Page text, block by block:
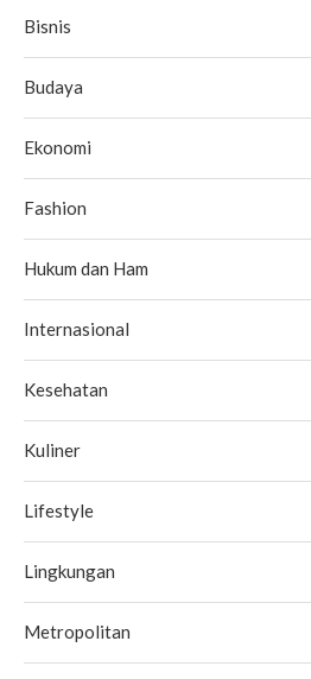
Bisnis
Budaya
Ekonomi
Fashion
Hukum dan Ham
Internasional
Kesehatan
Kuliner
Lifestyle
Lingkungan
Metropolitan